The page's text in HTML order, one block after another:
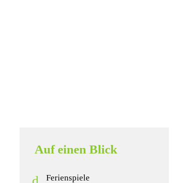
Auf einen Blick
Ferienspiele